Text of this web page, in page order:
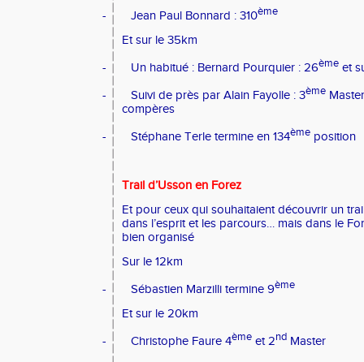
- Jean Paul Bonnard : 310ème
Et sur le 35km
- Un habitué : Bernard Pourquier : 26ème et
- Suivi de près par Alain Fayolle : 3ème
compères
- Stéphane Terle termine en 134ème position
Trail d’Usson en Forez
Et pour ceux qui souhaitaient découvrir un
dans l’esprit et les parcours… mais dans le
bien organisé
Sur le 12km
- Sébastien Marzilli termine 9ème
Et sur le 20km
- Christophe Faure 4ème et 2nd Master